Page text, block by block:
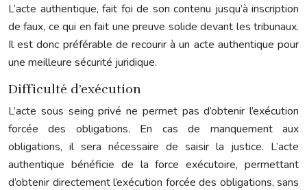
L’acte authentique, fait foi de son contenu jusqu’à inscription
de faux, ce qui en fait une preuve solide devant les tribunaux.
Il est donc préférable de recourir à un acte authentique pour
une meilleure sécurité juridique.
Difficulté d’exécution
L’acte sous seing privé ne permet pas d’obtenir l’exécution
forcée des obligations. En cas de manquement aux
obligations, il sera nécessaire de saisir la justice. L’acte
authentique bénéficie de la force exécutoire, permettant
d’obtenir directement l’exécution forcée des obligations, sans